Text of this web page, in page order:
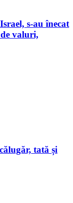
s-au înecat
valuri,
tată și